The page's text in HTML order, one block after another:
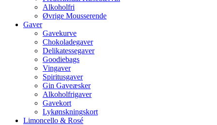
Alkoholfri
Øvrige Mousserende
Gaver
Gavekurve
Chokoladegaver
Delikatessegaver
Goodiebags
Vingaver
Spiritusgaver
Gin Gaveæsker
Alkoholfrigaver
Gavekort
Lykønskningskort
Limoncello & Rosé